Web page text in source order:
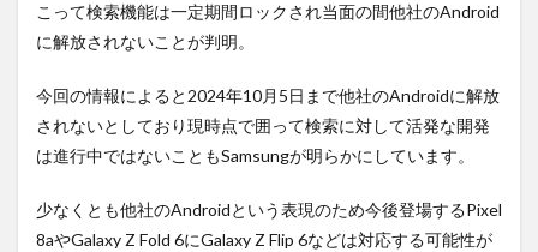
こって検索機能は一定期間ロックされ当面の間他社のAndroid
に解放されないことが判明。
今回の情報によると2024年10月5日まで他社のAndroidに解放
されないとしており現時点で囲って検索に対して活発な開発
は進行中ではないこともSamsungが明らかにしています。
少なくとも他社のAndroidという表現のため今後登場するPixel
8aやGalaxy Z Fold 6にGalaxy Z Flip 6などは対応する可能性が